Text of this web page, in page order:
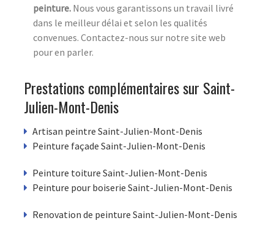
peinture. Nous vous garantissons un travail livré
dans le meilleur délai et selon les qualités
convenues. Contactez-nous sur notre site web
pour en parler.
Prestations complémentaires sur Saint-
Julien-Mont-Denis
Artisan peintre Saint-Julien-Mont-Denis
Peinture façade Saint-Julien-Mont-Denis
Peinture toiture Saint-Julien-Mont-Denis
Peinture pour boiserie Saint-Julien-Mont-Denis
Renovation de peinture Saint-Julien-Mont-Denis